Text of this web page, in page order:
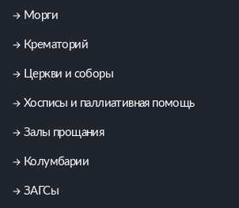
Морги
Крематорий
Церкви и соборы
Хосписы и паллиативная помощь
Залы прощания
Колумбарии
ЗАГСы